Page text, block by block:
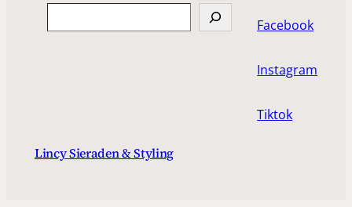
Facebook
Instagram
Tiktok
Lincy Sieraden & Styling